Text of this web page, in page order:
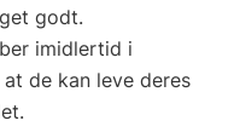
godt.
imidlertid i
de kan leve deres